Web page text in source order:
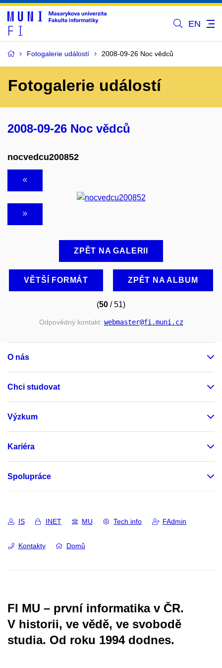
EN
Fotogalerie událostí 2008-09-26 Noc vědců
Fotogalerie událostí
2008-09-26 Noc vědců
nocvedcu200852
ZPĚT NA GALERII
VĚTŠÍ FORMÁT ZPĚT NA ALBUM
(50 / 51)
Odpovědný kontakt: webmaster@fi.muni.cz
O nás
Chci studovat
Výzkum
Kariéra
Spolupráce
IS INET MU Tech info FAdmin
Kontakty Domů
FI MU – první informatika v ČR.
V historii, ve vědě, ve svobodě
studia. Od roku 1994 dodnes.